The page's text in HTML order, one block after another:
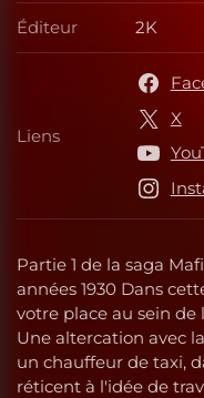
Partie 1 de la saga
années 1930 Dans
votre place au sein
Une altercation avec
un chauffeur de taxi,
réticent à l'idée de
Éditeur Éditeur
2K
Liens Liens
X